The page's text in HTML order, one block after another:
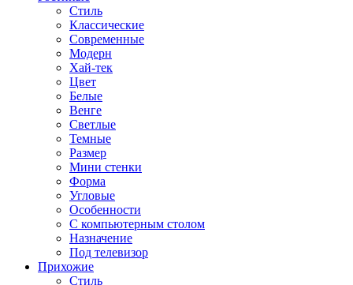
Стиль
Классические
Современные
Модерн
Хай-тек
Цвет
Белые
Венге
Светлые
Темные
Размер
Мини стенки
Форма
Угловые
Особенности
С компьютерным столом
Назначение
Под телевизор
Прихожие
Стиль